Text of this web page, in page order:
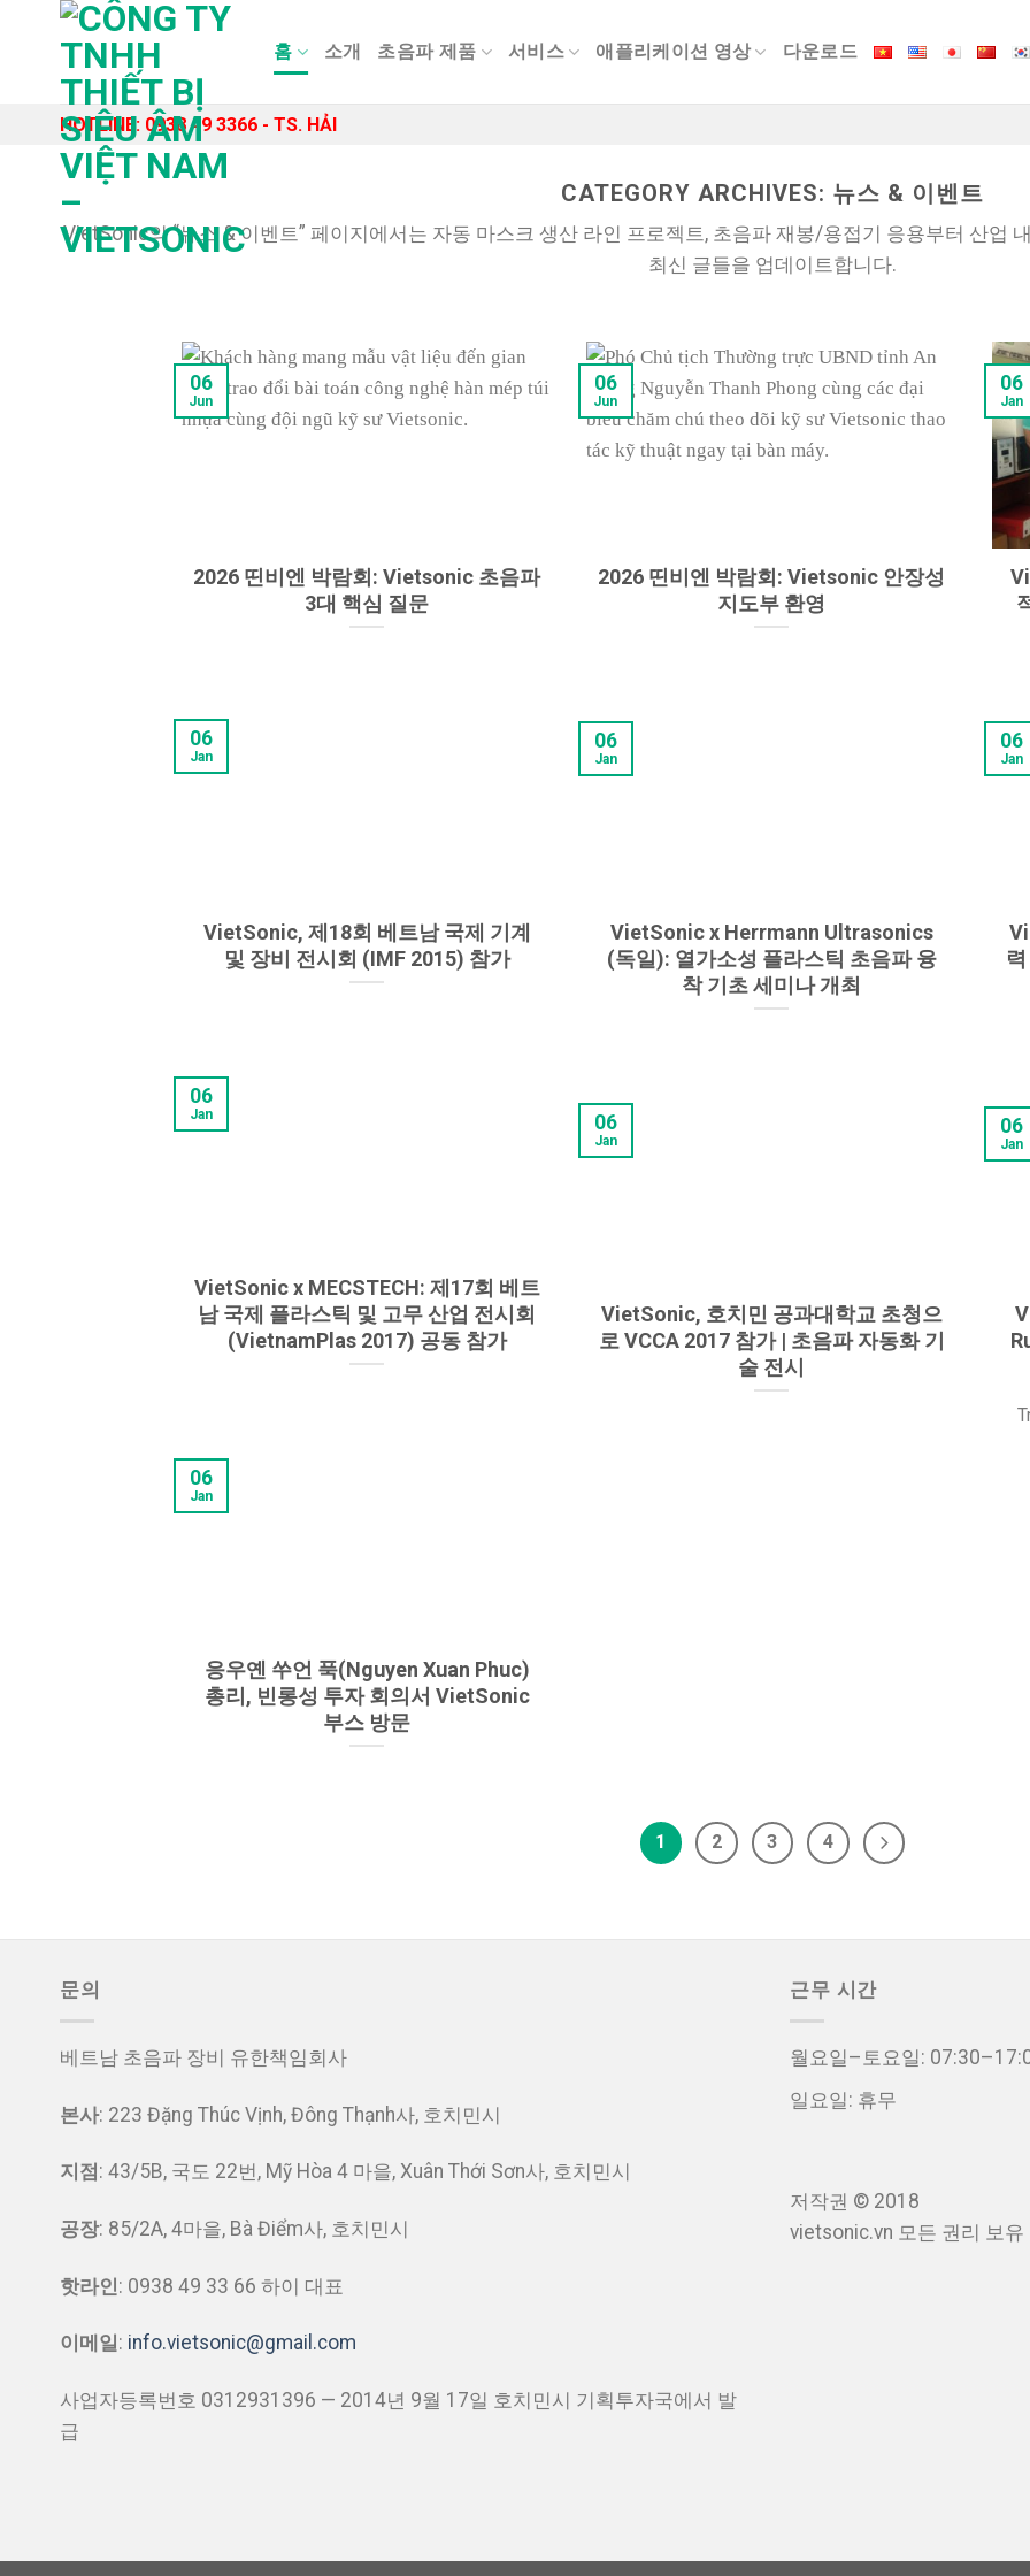
content
홈 소개 초음파 제품 서비스 애플리케이션 영상 다운로드
HOTLINE: 0938 49 3366 - TS. HẢI
CATEGORY ARCHIVES: 뉴스 & 이벤트
VietSonic의 “뉴스 & 이벤트” 페이지에서는 자동 마스크 생산 라인 프로젝트, 초음파 재봉/용접기 응용부터 산업
최신 글들을 업데이트합니다.
2026 띤비엔 박람회: Vietsonic 초음파
3대 핵심 질문
06
Jun
2026 띤비엔 박람회: Vietsonic 안장성
지도부 환영
06
Jun
06
Jan
VietSonic, 제18회 베트남 국제 기계
및 장비 전시회 (IMF 2015) 참가
06
Jan
VietSonic x Herrmann Ultrasonics
(독일): 열가소성 플라스틱 초음파 융
착 기초 세미나 개최
06
Jan
06
Jan
VietSonic x MECSTECH: 제17회 베트
남 국제 플라스틱 및 고무 산업 전시회
(VietnamPlas 2017) 공동 참가
06
Jan
VietSonic, 호치민 공과대학교 초청으
로 VCCA 2017 참가 | 초음파 자동화 기
술 전시
06
Jan
06
Jan
응우옌 쑤언 푹(Nguyen Xuan Phuc)
총리, 빈롱성 투자 회의서 VietSonic
부스 방문
06
Jan
1 2 3 4
문의
베트남 초음파 장비 유한책임회사
본사: 223 Đặng Thúc Vịnh, Đông Thạnh사, 호치민시
지점 : 43/5B, 국도 22번, Mỹ Hòa 4 마을, Xuân Thới Sơn사, 호치민시
공장: 85/2A, 4마을, Bà Điểm사, 호치민시
핫라인: 0938 49 33 66 하이 대표
이메일: info.vietsonic@gmail.com
사업자등록번호 0312931396 — 2014년 9월 17일 호치민시 기획투자국에서 발
급
근무 시간
월요일–토요일:
일요일: 휴무
저작권 © 2018
vietsonic.vn 모든 권리 보유